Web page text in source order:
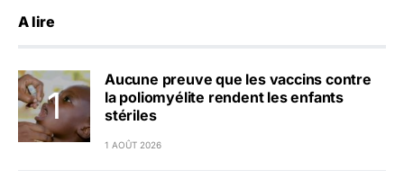
A lire
Aucune preuve que les vaccins contre
la poliomyélite rendent les enfants
stériles
1 AOÛT 2026